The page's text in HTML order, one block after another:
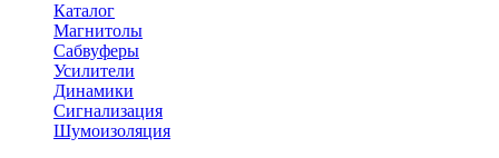
Каталог
Магнитолы
Сабвуферы
Усилители
Динамики
Сигнализация
Шумоизоляция